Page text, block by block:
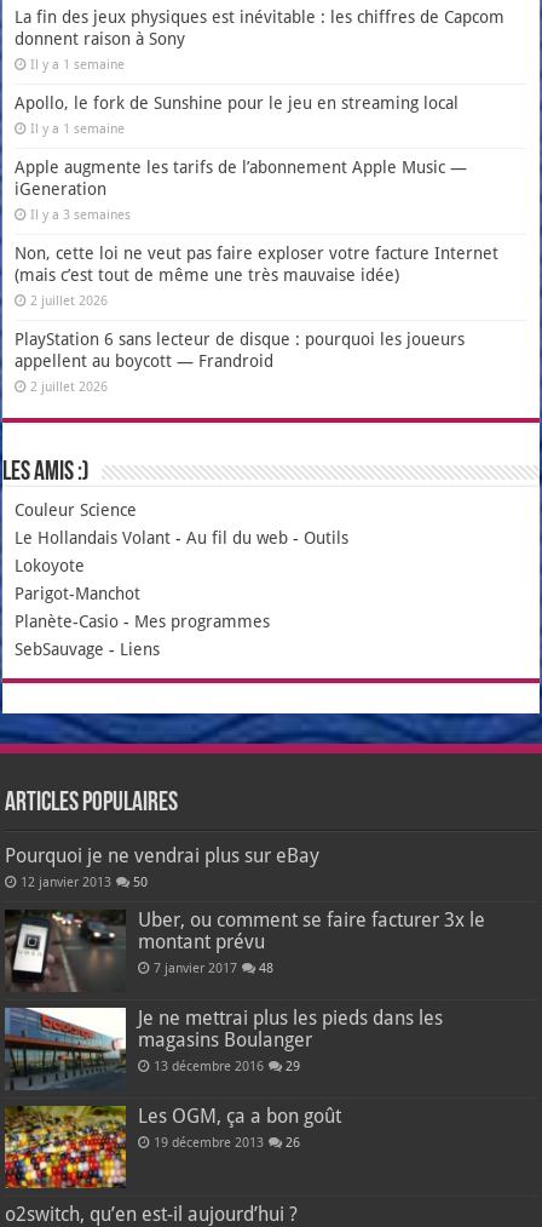
La fin des jeux physiques est inévitable : les chiffres de Capcom
donnent raison à Sony
Il y a 1 semaine
Apollo, le fork de Sunshine pour le jeu en streaming local
Il y a 1 semaine
Apple augmente les tarifs de l’abonnement Apple Music —
iGeneration
Il y a 3 semaines
Non, cette loi ne veut pas faire exploser votre facture Internet
(mais c’est tout de même une très mauvaise idée)
2 juillet 2026
PlayStation 6 sans lecteur de disque : pourquoi les joueurs
appellent au boycott — Frandroid
2 juillet 2026
Les amis :)
Couleur Science
Le Hollandais Volant -Au fil du web - Outils
Lokoyote
Parigot-Manchot
Planète-Casio - Mes programmes
SebSauvage - Liens
Articles populaires
Pourquoi je ne vendrai plus sur eBay
12 janvier 2013 50
Uber, ou comment se faire facturer 3x le
montant prévu
7 janvier 2017 48
Je ne mettrai plus les pieds dans les
magasins Boulanger
13 décembre 2016 29
Les OGM, ça a bon goût
19 décembre 2013 26
o2switch, qu’en est-il aujourd’hui ?